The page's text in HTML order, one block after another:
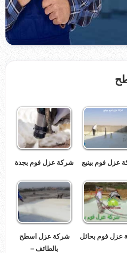
عزل فوم بينبع شركة عزل فوم بجدة
عزل فوم بحائل
شركة عزل اسطح
بالطائف –